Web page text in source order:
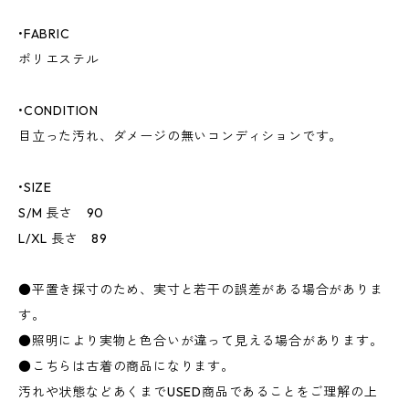
•FABRIC
ポリエステル
•CONDITION
目立った汚れ、ダメージの無いコンディションです。
•SIZE
S/M 長さ 90
L/XL 長さ 89
●平置き採寸のため、実寸と若干の誤差がある場合がありま
す。
●照明により実物と色合いが違って見える場合があります。
●こちらは古着の商品になります。
汚れや状態などあくまでUSED商品であることをご理解の上